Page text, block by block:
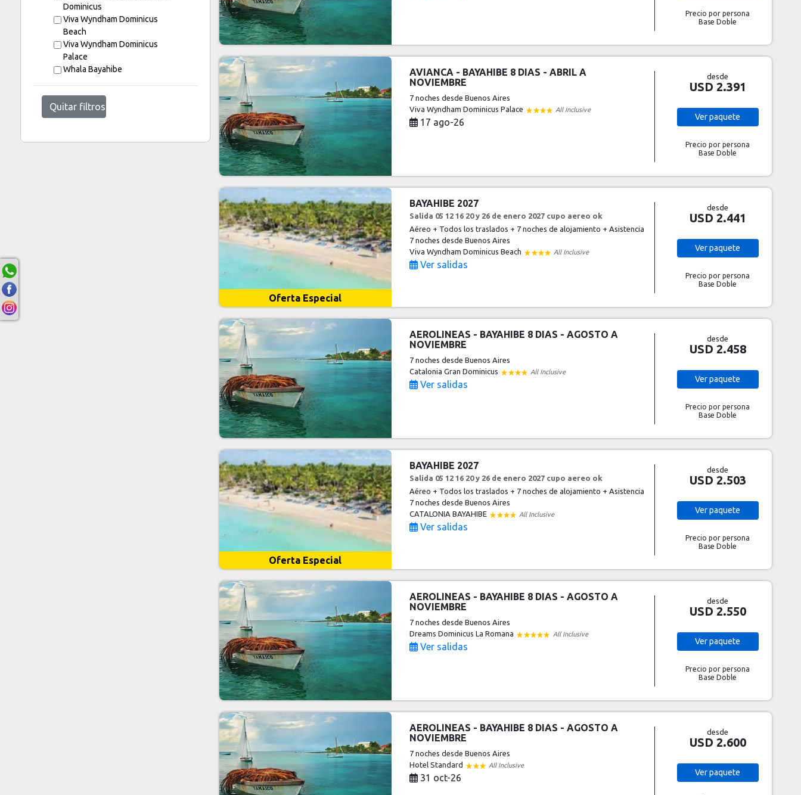
Dominicus
Viva Wyndham Dominicus
Beach
Viva Wyndham Dominicus
Palace
Whala Bayahibe
Quitar filtros
Precio por persona
Base Doble
AVIANCA - BAYAHIBE 8 DIAS - ABRIL A
NOVIEMBRE
7 noches desde Buenos Aires
Viva Wyndham Dominicus Palace
All Inclusive
17 ago-26
desde
USD 2.391
Verpaquete
Precio por persona
Base Doble
Oferta Especial
BAYAHIBE 2027
Salida 05 12 16 20 y 26 de enero 2027 cupo aereo ok
Aéreo + Todos los traslados + 7 noches de alojamiento + Asistencia
7 noches desde Buenos Aires
Viva Wyndham Dominicus Beach
All Inclusive
Ver salidas
desde
USD 2.441
Verpaquete
Precio por persona
Base Doble
AEROLINEAS - BAYAHIBE 8 DIAS - AGOSTO A
NOVIEMBRE
7 noches desde Buenos Aires
Catalonia Gran Dominicus
All Inclusive
Ver salidas
desde
USD 2.458
Verpaquete
Precio por persona
Base Doble
Oferta Especial
BAYAHIBE 2027
Salida 05 12 16 20 y 26 de enero 2027 cupo aereo ok
Aéreo + Todos los traslados + 7 noches de alojamiento + Asistencia
7 noches desde Buenos Aires
CATALONIA BAYAHIBE
All Inclusive
Ver salidas
desde
USD 2.503
Verpaquete
Precio por persona
Base Doble
AEROLINEAS - BAYAHIBE 8 DIAS - AGOSTO A
NOVIEMBRE
7 noches desde Buenos Aires
Dreams Dominicus La Romana
All Inclusive
Ver salidas
desde
USD 2.550
Verpaquete
Precio por persona
Base Doble
AEROLINEAS - BAYAHIBE 8 DIAS - AGOSTO A
NOVIEMBRE
7 noches desde Buenos Aires
Hotel Standard
All Inclusive
31 oct-26
desde
USD 2.600
Verpaquete